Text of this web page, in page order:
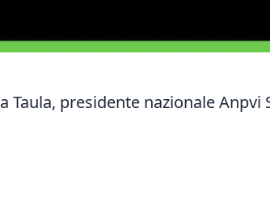
presidente nazionale Anpvi